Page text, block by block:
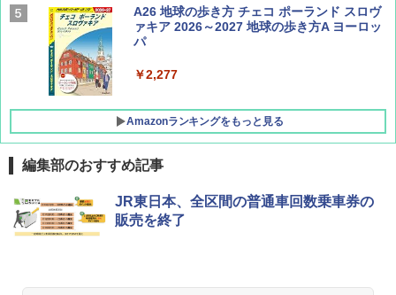
AIRLINE（エアライン）2026年9月号【特
集】ボーイング110周年を祝して！
A26 地球の歩き方 チェコ ポーランド スロヴ
ァキア 2026～2027 地球の歩き方A ヨーロッ
パ
￥2,277
Amazonランキングをもっと見る
[キャンパーズコレクション 山善] ポップアッ
プテント 傘みたいに広げて畳める パッとサ
ッとサンシェード キューブ フルクローズ メ
￥6,831
DEWEL パラソル 大型 ビーチ アウトドアパ
ラソル ガーデン サイトシート付 折りたたみ
防水 UVカット 4段階高さ調整 軽量 収納袋付
編集部のおすすめ記事
JR東日本、全区間の普通車回数乗車券の
販売を終了